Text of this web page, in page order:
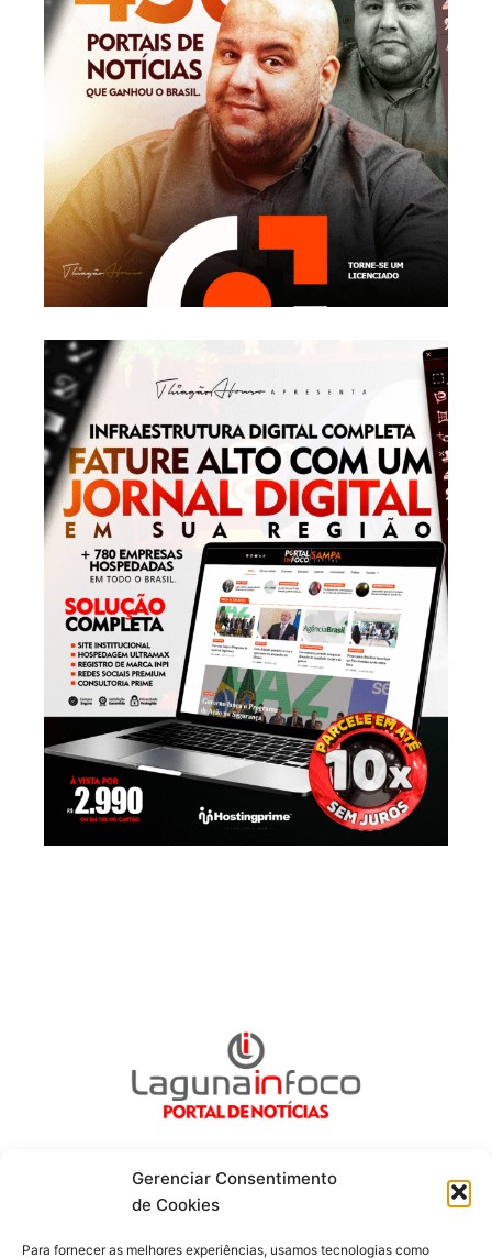
Gerenciar Consentimento
de Cookies
Para fornecer as melhores experiências, usamos tecnologias como